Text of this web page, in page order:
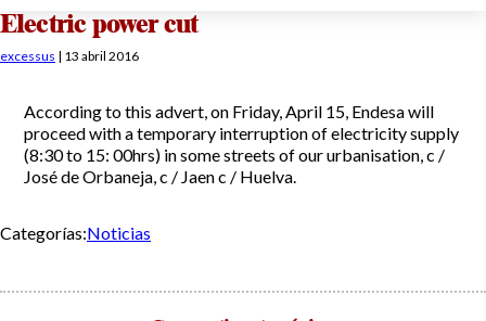
Acerca de Sitio de Calahonda
Junta Directiva
Servicios de la EUC
Estatutos
Actas e Informes Anuales
Contactar
Actuaciones
Utilidades para Residentes y Visitantes
Transporte
Información sobre podas
Noticias
Teléfonos de interés
©2026 E.U.C.
NIF: G29178803.Todos los derechos reservados. Diseño y desarrollo:
Electric power cut
excessus | 13 abril 2016
According to this advert, on Friday, April 15, Endesa will
proceed with a temporary interruption of electricity supply
(8:30 to 15: 00hrs) in some streets of our urbanisation, c /
José de Orbaneja, c / Jaen c / Huelva.
Categorías:Noticias